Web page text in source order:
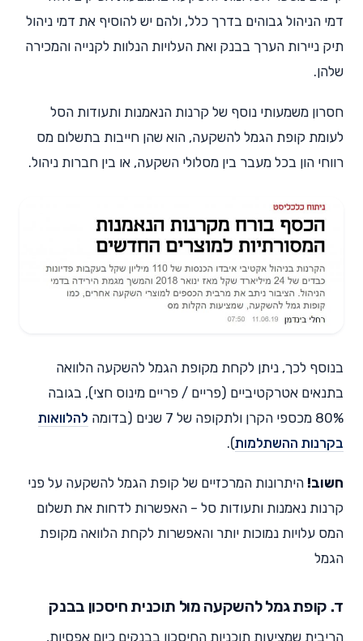
דמי הניהול גבוהים בדרך כלל, ולהם יש להוסיף את דמי ניהול
תיק ניירות הערך בבנק ואת העלויות הנלוות לקנייה והמכירה
שלהן.
חסרון משמעותי נוסף של קרנות הנאמנות ותעודות הסל
לעומת קופת הגמל להשקעה, הוא שהן חייבות בתשלום מס
רווחי הון בכל מעבר בין מסלולי השקעה, או בין חברות ניהול.
בנוסף לכך, ניתן לקחת מקופת הגמל להשקעה הלוואה
בתנאים אטרקטיביים (פריים / פריים מינוס חצי), בגובה
80% מכספי הקרן ולתקופה של 7 שנים (בדומה
להלוואות
בקרנות ההשתלמות).
חשוב! היתרונות המרכזיים של קופת הגמל להשקעה על פני
קרנות נאמנות ותעודות סל – האפשרות לדחות את תשלום
המס עלויות נמוכות יותר והאפשרות לקחת הלוואה מקופת
הגמל
ד. קופת גמל להשקעה מול תוכנית חיסכון בבנק
הריבית שמציעות תוכניות החיסכון בבנקים כיום אפסיות,